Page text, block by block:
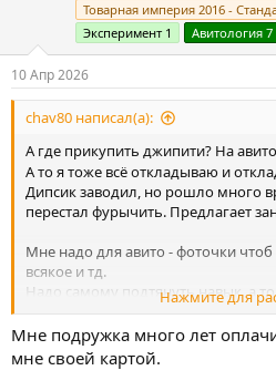
Товарная империя 2016 -
Эксперимент 1
Авитология 7
10 Апр 2026
chav80 написал(а):
А где прикупить джипити? На
А то я тоже всё откладываю и
Дипсик заводил, но рошло много
перестал фурычить. Предлагает
Мне надо для авито - фоточки
всякое и тд.
Надо самому подтянуть навык, а
понять,
как всё это работает - чтоб можно
качественно
Нажмите для
Мне подружка много лет
мне своей картой.